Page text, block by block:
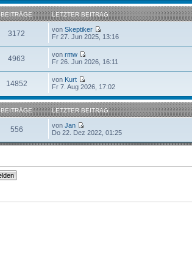
BEITRÄGE LETZTER BEITRAG
3172 vonSkeptiker
Fr 27. Jun 2025, 13:16
4963 vonrmw
Fr 26. Jun 2026, 16:11
14852 von Kurt
Fr 7. Aug 2026, 17:02
BEITRÄGE LETZTER BEITRAG
556 vonJan
Do 22. Dez 2022, 01:25